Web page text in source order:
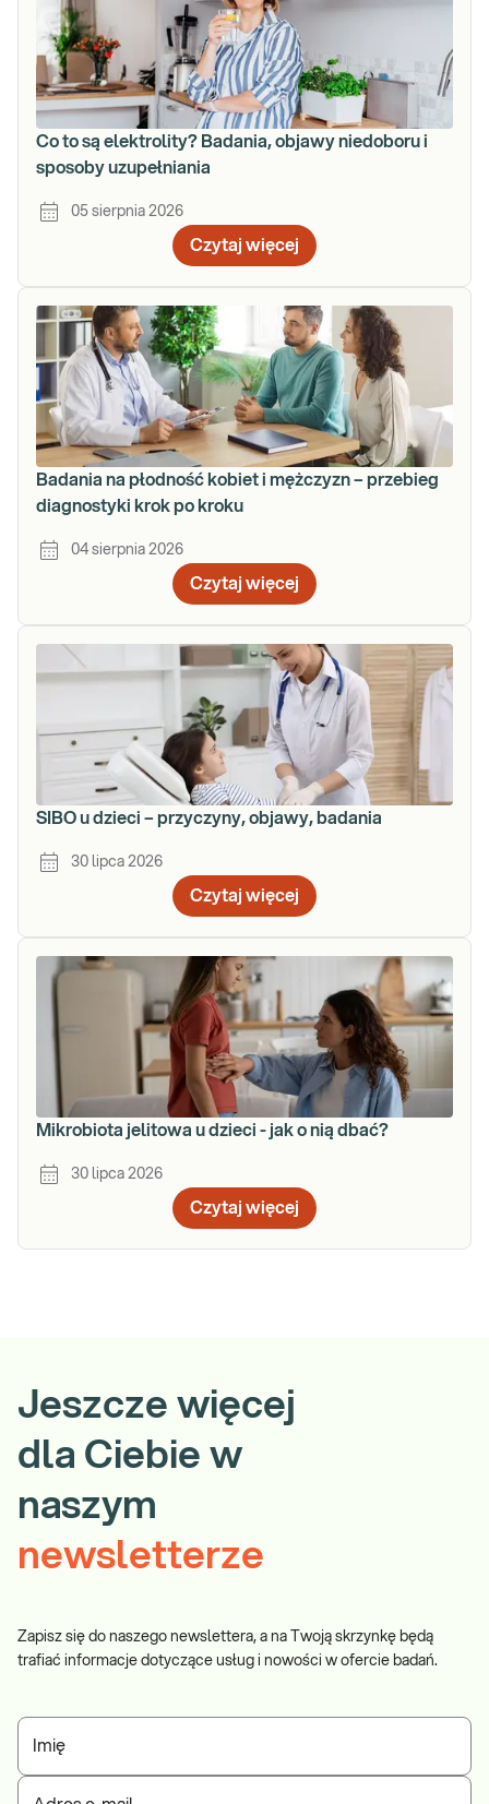
Co to są elektrolity? Badania, objawy niedoboru i
sposoby uzupełniania
05 sierpnia 2026
Czytaj więcej
Badania na płodność kobiet i mężczyzn – przebieg
diagnostyki krok po kroku
04 sierpnia 2026
Czytaj więcej
SIBO u dzieci – przyczyny, objawy, badania
30 lipca 2026
Czytaj więcej
Mikrobiota jelitowa u dzieci - jak o nią dbać?
30 lipca 2026
Czytaj więcej
Jeszcze więcej
dla Ciebie w
naszym
newsletterze
Zapisz się do naszego newslettera, a na Twoją skrzynkę będą
trafiać informacje dotyczące usług i nowości w ofercie badań.
Imię